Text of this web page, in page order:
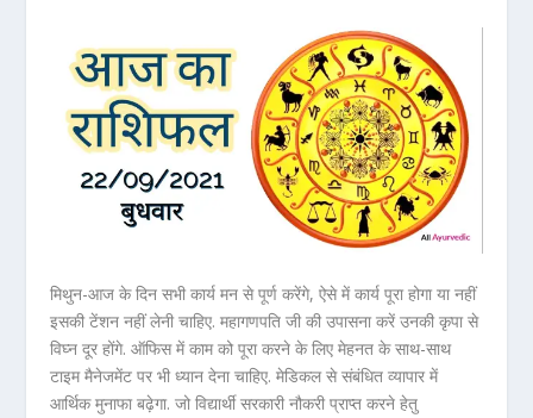
मिथुन-आज के दिन सभी कार्य मन से पूर्ण करेंगे, ऐसे में कार्य पूरा होगा या नहीं
इसकी टेंशन नहीं लेनी चाहिए. महागणपति जी की उपासना करें उनकी कृपा से
विघ्न दूर होंगे. ऑफिस में काम को पूरा करने के लिए मेहनत के साथ-साथ
टाइम मैनेजमेंट पर भी ध्यान देना चाहिए. मेडिकल से संबंधित व्यापार में
आर्थिक मुनाफा बढ़ेगा. जो विद्यार्थी सरकारी नौकरी प्राप्त करने हेतु